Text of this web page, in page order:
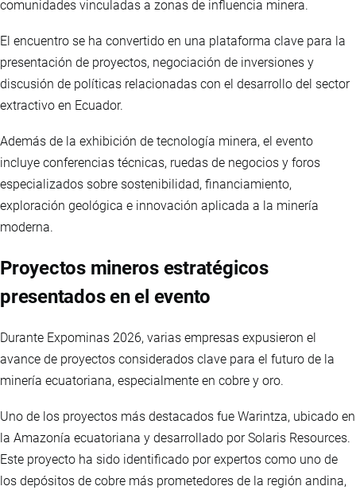
comunidades vinculadas a zonas de influencia minera.
El encuentro se ha convertido en una plataforma clave para la
presentación de proyectos, negociación de inversiones y
discusión de políticas relacionadas con el desarrollo del sector
extractivo en Ecuador.
Además de la exhibición de tecnología minera, el evento
incluye conferencias técnicas, ruedas de negocios y foros
especializados sobre sostenibilidad, financiamiento,
exploración geológica e innovación aplicada a la minería
moderna.
Proyectos mineros estratégicos
presentados en el evento
Durante Expominas 2026, varias empresas expusieron el
avance de proyectos considerados clave para el futuro de la
minería ecuatoriana, especialmente en cobre y oro.
Uno de los proyectos más destacados fue Warintza, ubicado en
la Amazonía ecuatoriana y desarrollado por Solaris Resources.
Este proyecto ha sido identificado por expertos como uno de
los depósitos de cobre más prometedores de la región andina,